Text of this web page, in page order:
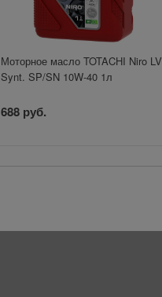
Моторное масло TOTACHI Niro LV
Synt. SP/SN 10W-40 1л
688 руб.